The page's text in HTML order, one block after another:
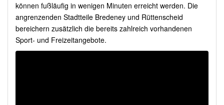
können fußläufig in wenigen Minuten erreicht werden. Die
angrenzenden Stadtteile Bredeney und Rüttenscheid
bereichern zusätzlich die bereits zahlreich vorhandenen
Sport- und Freizeitangebote.